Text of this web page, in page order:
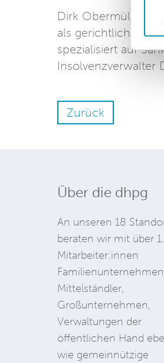
Dirk Obermüller ist
als gerichtlich
spezialisiert auf
Insolvenzverwalter
Zurück
Über die dhpg
An unseren 18
beraten wir mit über
Mitarbeiter:innen
Mittelständler,
Großunternehmen,
Verwaltungen der
öffentlichen Hand
wie gemeinnützige